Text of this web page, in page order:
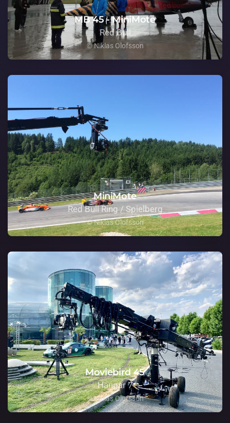
MB 45 - MiniMote
Red Bull
© Niklas Olofsson
MiniMote
Red Bull Ring / Spielberg
© Niklas Olofsson
Moviebird 45
Hangar 7
© Niklas Olofsson